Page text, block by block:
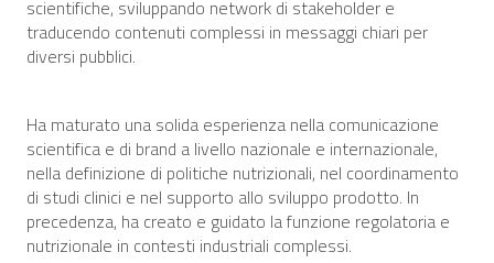
scientifiche, sviluppando network di stakeholder e
traducendo contenuti complessi in messaggi chiari per
diversi pubblici.
Ha maturato una solida esperienza nella comunicazione
scientifica e di brand a livello nazionale e internazionale,
nella definizione di politiche nutrizionali, nel coordinamento
di studi clinici e nel supporto allo sviluppo prodotto. In
precedenza, ha creato e guidato la funzione regolatoria e
nutrizionale in contesti industriali complessi.